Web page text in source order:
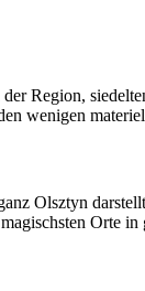
Region,
wenigen
Olsztyn
Orte in